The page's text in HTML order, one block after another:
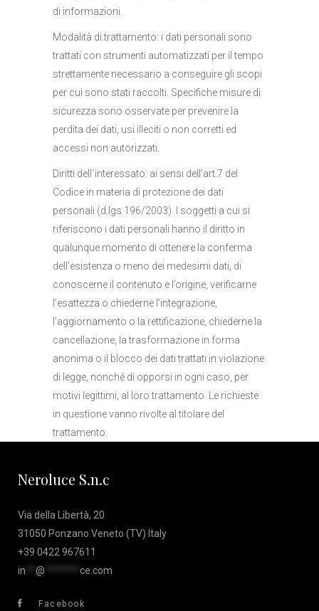
di informazioni.
Modalità di trattamento: i dati personali sono
trattati con strumenti automatizzati per il tempo
strettamente necessario a conseguire gli scopi
per cui sono stati raccolti. Specifiche misure di
sicurezza sono osservate per prevenire la
perdita dei dati, usi illeciti o non corretti ed
accessi non autorizzati.
Diritti dell´interessato: ai sensi dell’art.7 del
Codice in materia di protezione dei dati
personali (d.lgs 196/2003). I soggetti a cui si
riferiscono i dati personali hanno il diritto in
qualunque momento di ottenere la conferma
dell’esistenza o meno dei medesimi dati, di
conoscerne il contenuto e l’origine, verificarne
l’esattezza o chiederne l’integrazione,
l’aggiornamento o la rettificazione, chiederne la
cancellazione, la trasformazione in forma
anonima o il blocco dei dati trattati in violazione
di legge, nonché di opporsi in ogni caso, per
motivi legittimi, al loro trattamento. Le richieste
in questione vanno rivolte al titolare del
trattamento.
Neroluce S.n.c
Via della Libertà, 20
31050 Ponzano Veneto (TV) Italy
+39 0422 967611
in
@ ce.com
Facebook